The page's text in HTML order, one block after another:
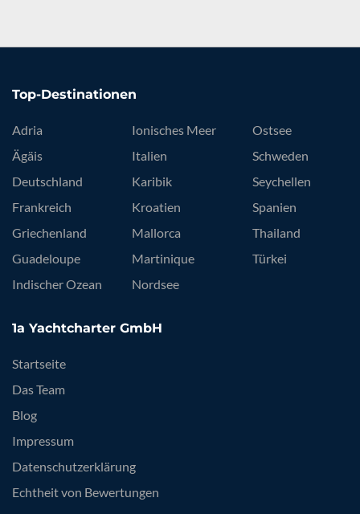
Top-Destinationen
Adria
Ägäis
Deutschland
Frankreich
Griechenland
Guadeloupe
Indischer Ozean
Ionisches Meer
Italien
Karibik
Kroatien
Mallorca
Martinique
Nordsee
Ostsee
Schweden
Seychellen
Spanien
Thailand
Türkei
1a Yachtcharter GmbH
Startseite
Das Team
Blog
Impressum
Datenschutzerklärung
Echtheit von Bewertungen